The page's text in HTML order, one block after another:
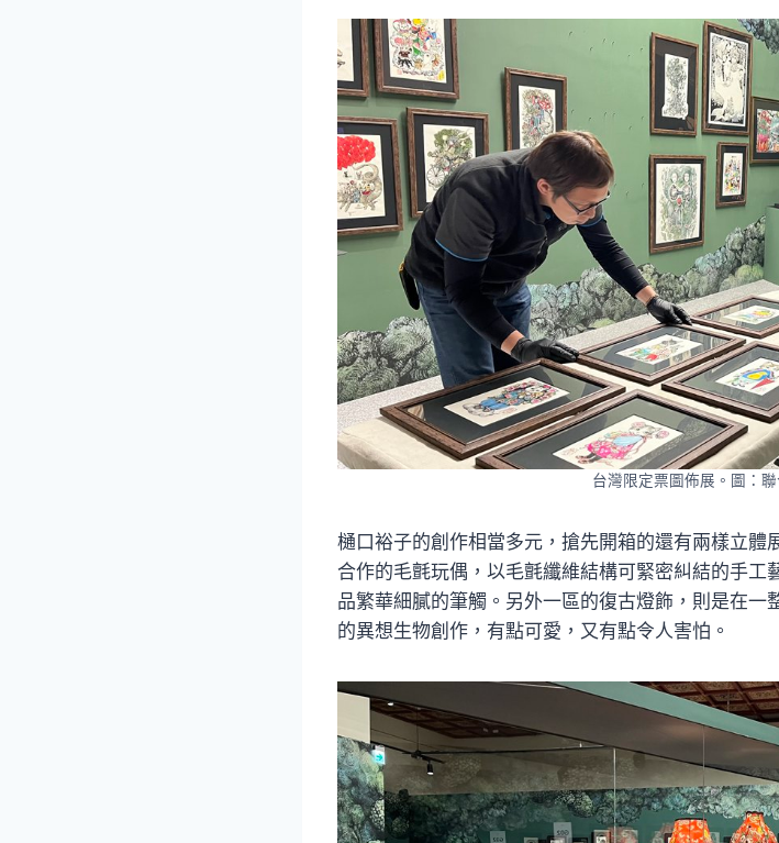
台灣限定票圖佈展。圖：
樋口裕子的創作相當多元，搶先開箱的還有兩樣立
合作的毛氈玩偶，以毛氈纖維結構可緊密糾結的手
品繁華細膩的筆觸。另外一區的復古燈飾，則是在一
的異想生物創作，有點可愛，又有點令人害怕。